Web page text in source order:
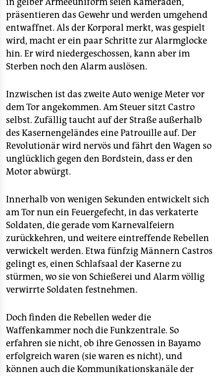
präsentieren das Gewehr und werden umgehend
entwaffnet. Als der Korporal merkt, was gespielt
wird, macht er ein paar Schritte zur Alarmglocke
hin. Er wird niedergeschossen, kann aber im
Sterben noch den Alarm auslösen.
Inzwischen ist das zweite Auto wenige Meter vor
dem Tor angekommen. Am Steuer sitzt Castro
selbst. Zufällig taucht auf der Straße außerhalb
des Kasernengeländes eine Patrouille auf. Der
Revolutionär wird nervös und fährt den Wagen so
unglücklich gegen den Bordstein, dass er den
Motor abwürgt.
Innerhalb von wenigen Sekunden entwickelt sich
am Tor nun ein Feuergefecht, in das verkaterte
Soldaten, die gerade vom Karnevalfeiern
zurückkehren, und weitere eintreffende Rebellen
verwickelt werden. Etwa fünfzig Männern Castros
gelingt es, einen Schlafsaal der Kaserne zu
stürmen, wo sie von Schießerei und Alarm völlig
verwirrte Soldaten festnehmen.
Doch finden die Rebellen weder die
Waffenkammer noch die Funkzentrale. So
erfahren sie nicht, ob ihre Genossen in Bayamo
erfolgreich waren (sie waren es nicht), und
können auch die Kommunikationskanäle der